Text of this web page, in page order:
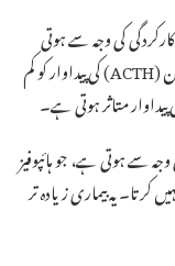
کارکردگی کی وجہ سے ہوتی
ہے، جو ایڈرینل غدود کے لیے ایڈینوکوریکوٹروپک ہارمون (ACTH) کی پیداوار کو کم
متاثر ہوتی ہے۔
سے ہوتی ہے، جو ہائپوفیز
کرتا۔ یہ بیماری زیادہ تر